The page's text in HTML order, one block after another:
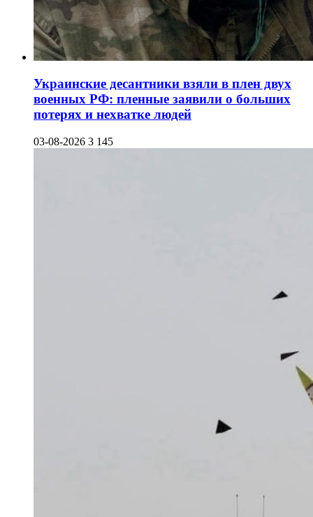
Украинские десантники взяли в плен двух
военных РФ: пленные заявили о больших
потерях и нехватке людей
03-08-2026 3 145